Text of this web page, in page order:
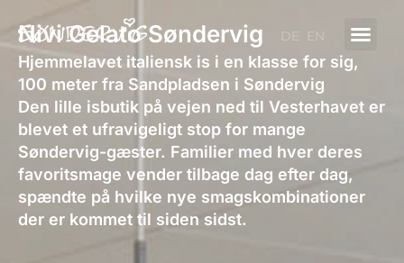
DE EN
Nivi Gelato Søndervig
Hjemmelavet italiensk is i en klasse for sig,
100 meter fra Sandpladsen i Søndervig
Den lille isbutik på vejen ned til Vesterhavet er
blevet et ufravigeligt stop for mange
Søndervig-gæster. Familier med hver deres
favoritsmage vender tilbage dag efter dag,
spændte på hvilke nye smagskombinationer
der er kommet til siden sidst.